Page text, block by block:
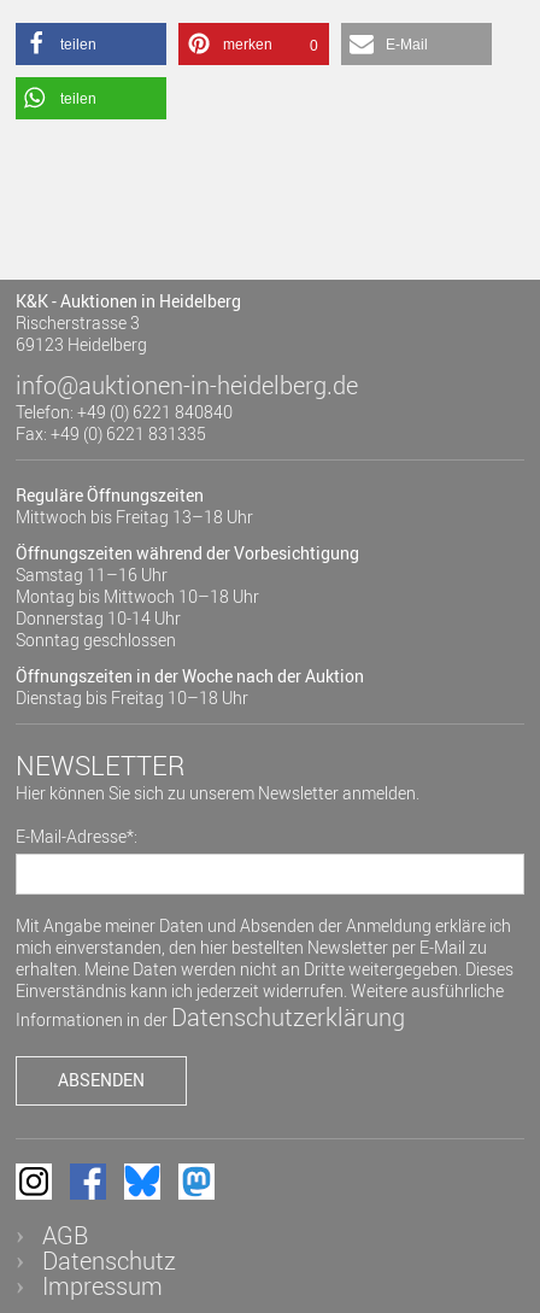
teilen merken 0 E-Mail
teilen
K&K - Auktionen in Heidelberg
Rischerstrasse 3
69123 Heidelberg
info@auktionen-in-heidelberg.de
Telefon: +49 (0) 6221 840840
Fax: +49 (0) 6221 831335
Reguläre Öffnungszeiten
Mittwoch bis Freitag 13–18 Uhr
Öffnungszeiten während der Vorbesichtigung
Samstag 11–16 Uhr
Montag bis Mittwoch 10–18 Uhr
Donnerstag 10-14 Uhr
Sonntag geschlossen
Öffnungszeiten in der Woche nach der Auktion
Dienstag bis Freitag 10–18 Uhr
NEWSLETTER
Hier können Sie sich zu unserem Newsletter anmelden.
E-Mail-Adresse*:
Mit Angabe meiner Daten und Absenden der Anmeldung erkläre ich
mich einverstanden, den hier bestellten Newsletter per E-Mail zu
erhalten. Meine Daten werden nicht an Dritte weitergegeben. Dieses
Einverständnis kann ich jederzeit widerrufen. Weitere ausführliche
Informationen in der Datenschutzerklärung
AGB
Datenschutz
Impressum